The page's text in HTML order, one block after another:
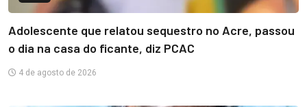
Adolescente que relatou sequestro no Acre, passou
o dia na casa do ficante, diz PCAC
4 de agosto de 2026